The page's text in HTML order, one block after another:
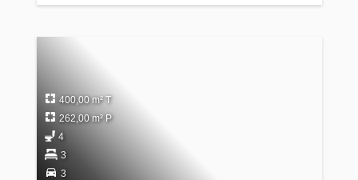
400,00 m² T
262,00 m² P
4
3
3